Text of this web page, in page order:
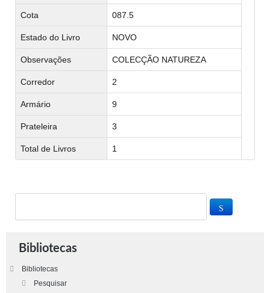
Cota 087.5
Estado do Livro NOVO
Observações COLECÇÃO NATUREZA
Corredor 2
Armário 9
Prateleira 3
Total de Livros 1
Bibliotecas
Bibliotecas
Pesquisar